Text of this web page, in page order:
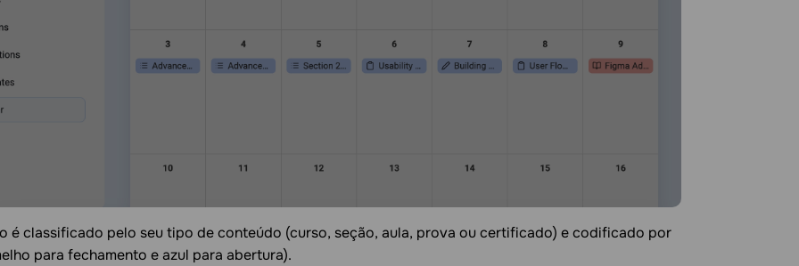
é classificado pelo seu tipo de conteúdo (curso, seção, aula, prova ou certificado) e codificado por
para fechamento e azul para abertura).